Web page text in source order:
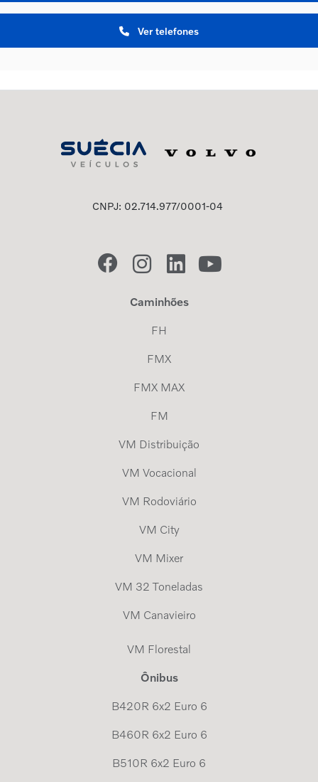
Ver telefones
CNPJ: 02.714.977/0001-04
Caminhões
FH
FMX
FMX MAX
FM
VM Distribuição
VM Vocacional
VM Rodoviário
VM City
VM Mixer
VM 32 Toneladas
VM Canavieiro
VM Florestal
Ônibus
B420R 6x2 Euro 6
B460R 6x2 Euro 6
B510R 6x2 Euro 6